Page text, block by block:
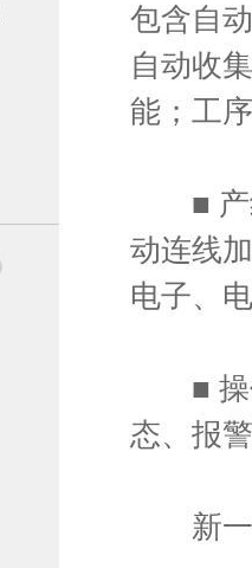
包含自
自动收
能；工
■ 产线
动连线
电子、
■ 操作
态、报
新一